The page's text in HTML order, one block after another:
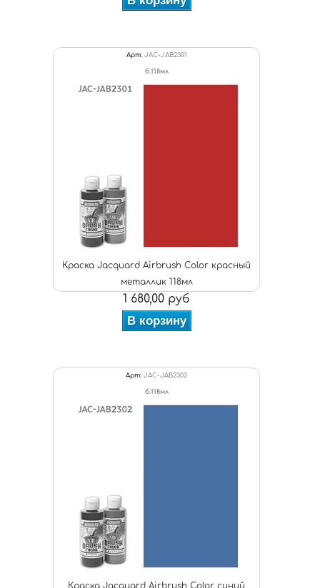
Арт: JAC-JAB2301
б.118мл
Краска Jacquard Airbrush Color красный
металлик 118мл
1 680,00 руб
В корзину
Арт: JAC-JAB2302
б.118мл
Краска Jacquard Airbrush Color синий